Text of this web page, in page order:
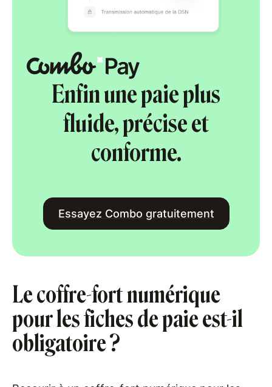
Enfin une paie plus
fluide, précise et
conforme.
Essayez Combo gratuitement
Le coffre-fort numérique
pour les fiches de paie est-il
obligatoire ?